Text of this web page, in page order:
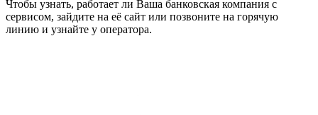
Чтобы узнать, работает ли Ваша банковская компания с
сервисом, зайдите на её сайт или позвоните на горячую
линию и узнайте у оператора.